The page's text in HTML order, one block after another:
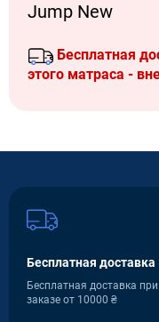
Jump New
Бесплатная
этого матраса -
Бесплатная доставка
Бесплатная доставка при
заказе от 10000 ₴